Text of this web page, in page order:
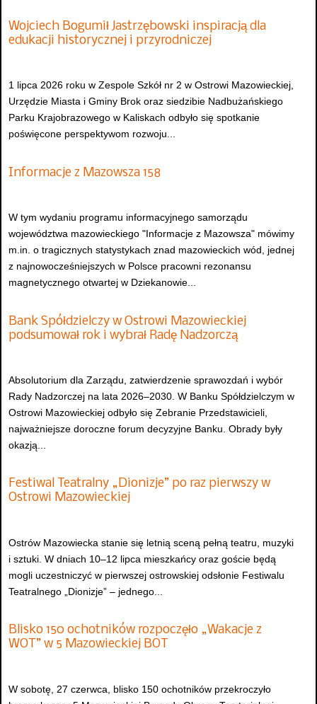
Wojciech Bogumił Jastrzębowski inspiracją dla
edukacji historycznej i przyrodniczej
1 lipca 2026 roku w Zespole Szkół nr 2 w Ostrowi Mazowieckiej,
Urzędzie Miasta i Gminy Brok oraz siedzibie Nadbużańskiego
Parku Krajobrazowego w Kaliskach odbyło się spotkanie
poświęcone perspektywom rozwoju...
Informacje z Mazowsza 158
W tym wydaniu programu informacyjnego samorządu
województwa mazowieckiego "Informacje z Mazowsza" mówimy
m.in. o tragicznych statystykach znad mazowieckich wód, jednej
z najnowocześniejszych w Polsce pracowni rezonansu
magnetycznego otwartej w Dziekanowie...
Bank Spółdzielczy w Ostrowi Mazowieckiej
podsumował rok i wybrał Radę Nadzorczą
Absolutorium dla Zarządu, zatwierdzenie sprawozdań i wybór
Rady Nadzorczej na lata 2026–2030. W Banku Spółdzielczym w
Ostrowi Mazowieckiej odbyło się Zebranie Przedstawicieli,
najważniejsze doroczne forum decyzyjne Banku. Obrady były
okazją...
Festiwal Teatralny „Dionizje” po raz pierwszy w
Ostrowi Mazowieckiej
Ostrów Mazowiecka stanie się letnią sceną pełną teatru, muzyki
i sztuki. W dniach 10–12 lipca mieszkańcy oraz goście będą
mogli uczestniczyć w pierwszej ostrowskiej odsłonie Festiwalu
Teatralnego „Dionizje” – jednego...
Blisko 150 ochotników rozpoczęło „Wakacje z
WOT” w 5 Mazowieckiej BOT
W sobotę, 27 czerwca, blisko 150 ochotników przekroczyło